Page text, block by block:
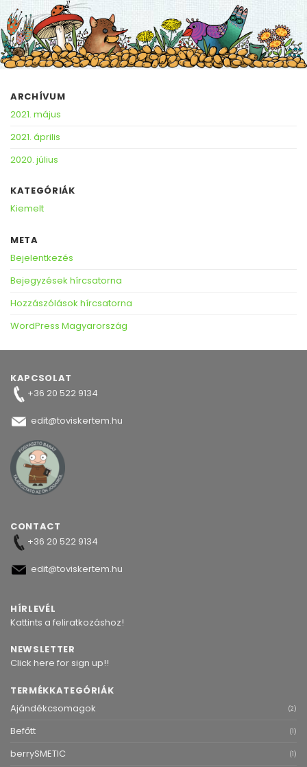
ARCHÍVUM
2021. május
2021. április
2020. július
KATEGÓRIÁK
Kiemelt
META
Bejelentkezés
Bejegyzések hírcsatorna
Hozzászólások hírcsatorna
WordPress Magyarország
KAPCSOLAT
+36 20 522 9134
edit@toviskertem.hu
CONTACT
+36 20 522 9134
edit@toviskertem.hu
HÍRLEVÉL
Kattints a feliratkozáshoz!
NEWSLETTER
Click here for sign up!!
TERMÉKKATEGÓRIÁK
Ajándékcsomagok
(2)
Befőtt (1)
berrySMETIC (1)